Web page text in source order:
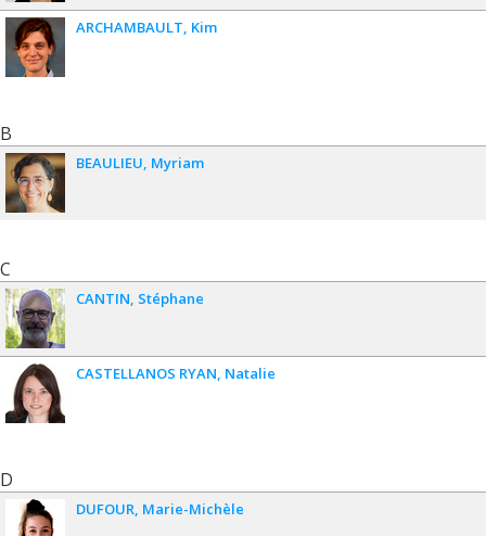
ARCHAMBAULT Kim
B
BEAULIEU Myriam
C
CANTIN Stéphane
CASTELLANOS RYAN Natalie
D
DUFOUR Marie-Michèle